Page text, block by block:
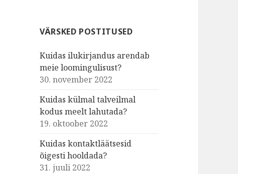
VÄRSKED POSTITUSED
Kuidas ilukirjandus arendab
meie loomingulisust?
30. november 2022
Kuidas külmal talveilmal
kodus meelt lahutada?
19. oktoober 2022
Kuidas kontaktläätsesid
õigesti hooldada?
31. juuli 2022